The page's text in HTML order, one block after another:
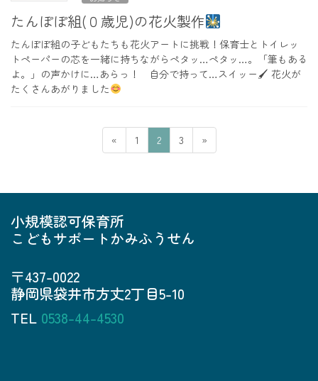
たんぽぽ組(０歳児)の花火製作
たんぽぽ組の子どもたちも花火アートに挑戦！保育士とトイレッ
トペーパーの芯を一緒に持ちながらペタッ…ペタッ…。「筆もある
よ。」の声かけに…あらっ！ 自分で持って…スイッー🖌 花火が
たくさんあがりました
ペ
ー
ジ
送
«
固
定
1
固
定
2
固
定
3 »
小規模認可保育所
こどもサポートかみふうせん
〒437-0022
静岡県袋井市方丈2丁目5-10
TEL 0538-44-4530